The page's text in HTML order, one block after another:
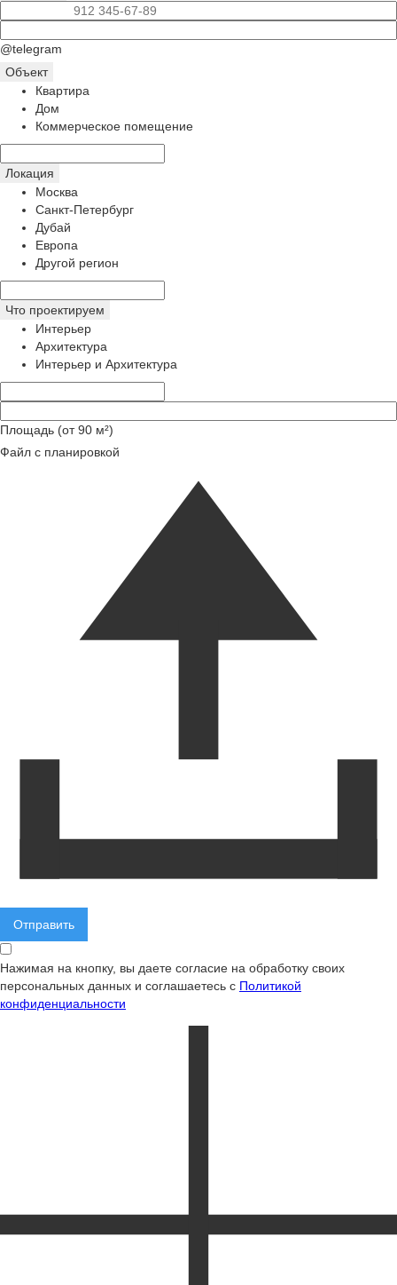
@telegram
Объект
Квартира
Дом
Коммерческое помещение
Локация
Москва
Санкт-Петербург
Дубай
Европа
Другой регион
Что проектируем
Интерьер
Архитектура
Интерьер и Архитектура
Площадь (от 90 м²)
Файл с планировкой
Нажимая на кнопку, вы даете согласие на обработку своих
персональных данных и соглашаетесь с Политикой
конфиденциальности